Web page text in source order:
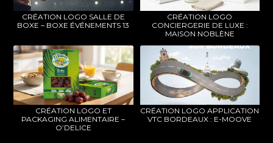
CRÉATION LOGO SALLE DE
BOXE – BOXE ÉVÉNEMENTS 13
CRÉATION LOGO
CONCIERGERIE DE LUXE :
MAISON NOBLÈNE
CRÉATION LOGO ET
PACKAGING ALIMENTAIRE –
O’DELICE
CRÉATION LOGO APPLICATION
VTC BORDEAUX : E-MOOVE